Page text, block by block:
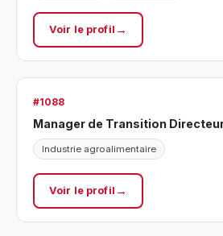
Voir le profil
#1088
Manager de Transition
Industrie agroalimentaire
Voir le profil